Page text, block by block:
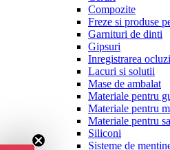
Compozite
Freze si produse
Garnituri de dinti
Gipsuri
Inregistrarea
Lacuri si solutii
Mase de ambalat
Materiale pentru
Materiale pentru
Materiale pentru
Siliconi
Sisteme de